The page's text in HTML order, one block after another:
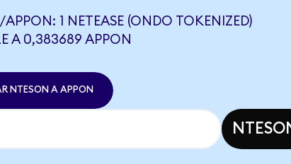
1 NETEASE (ONDO TOKENIZED)
A 0,383689 APPON
NTESON A APPON